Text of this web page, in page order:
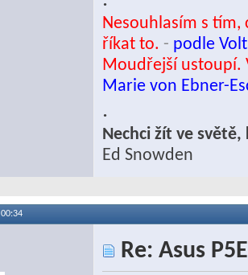
Nesouhlasím s
říkat to. - podle
Moudřejší ustoupí.
Marie von Ebner-
.
Nechci žít ve
Ed Snowden
00:34
Re: Asus